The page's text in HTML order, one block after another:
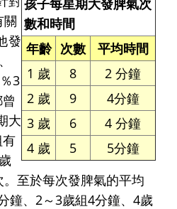
數和時間
年齡 次數
平均時間
1 歲
8
2 分鐘
2 歲
9
4分鐘
3 歲
6
4 分鐘
4 歲
5 5分鐘
關
發
3
大
至於每次發脾氣的平均
鐘、2～3歲組4分鐘、4歲